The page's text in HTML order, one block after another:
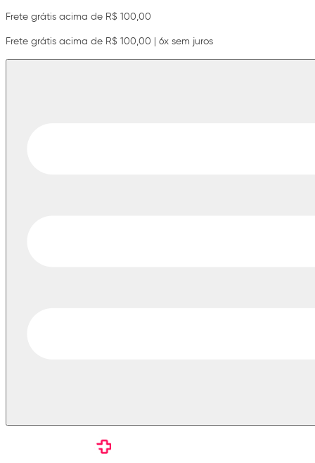
Frete grátis acima de R$ 100,00
Frete grátis acima de R$ 100,00 | 6x sem juros